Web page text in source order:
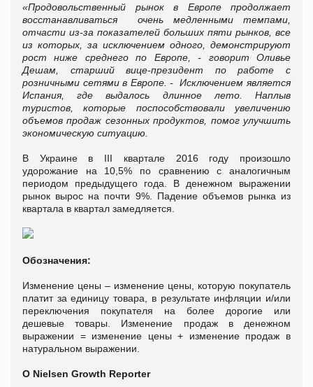
«Продовольственный рынок в Европе продолжает
восстанавливаться очень медленными темпами,
отчасти из-за показателей больших пяти рынков, все
из которых, за исключением одного, демонстрируют
рост ниже среднего по Европе, - говорит Оливье
Дешам, старший вице-президент по работе с
розничными сетями в Европе. - Исключением является
Испания, где выдалось длинное лето. Наплыв
туристов, которые поспособствовали увеличению
объемов продаж сезонных продуктов, помог улучшить
экономическую ситуацию.
В Украине в ІІІ квартале 2016 году произошло
удорожание на 10,5% по сравнению с аналогичным
периодом предыдущего года. В денежном выражении
рынок вырос на почти 9%. Падение объемов рынка из
квартала в квартал замедляется.
Обозначения:
Изменение цены – изменение цены, которую покупатель
платит за единицу товара, в результате инфляции и/или
переключения покупателя на более дорогие или
дешевые товары. Изменение продаж в денежном
выражении = изменение цены + изменение продаж в
натуральном выражении.
O Nielsen Growth Reporter